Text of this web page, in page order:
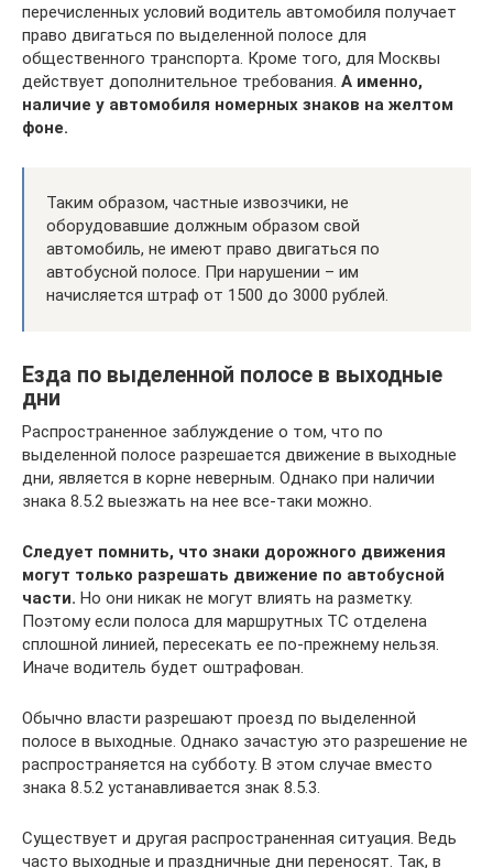
перечисленных условий водитель автомобиля получает
право двигаться по выделенной полосе для
общественного транспорта. Кроме того, для Москвы
действует дополнительное требования. А именно,
наличие у автомобиля номерных знаков на желтом
фоне.
Таким образом, частные извозчики, не
оборудовавшие должным образом свой
автомобиль, не имеют право двигаться по
автобусной полосе. При нарушении – им
начисляется штраф от 1500 до 3000 рублей.
Езда по выделенной полосе в выходные
дни
Распространенное заблуждение о том, что по
выделенной полосе разрешается движение в выходные
дни, является в корне неверным. Однако при наличии
знака 8.5.2 выезжать на нее все-таки можно.
Следует помнить, что знаки дорожного движения
могут только разрешать движение по автобусной
части. Но они никак не могут влиять на разметку.
Поэтому если полоса для маршрутных ТС отделена
сплошной линией, пересекать ее по-прежнему нельзя.
Иначе водитель будет оштрафован.
Обычно власти разрешают проезд по выделенной
полосе в выходные. Однако зачастую это разрешение не
распространяется на субботу. В этом случае вместо
знака 8.5.2 устанавливается знак 8.5.3.
Существует и другая распространенная ситуация. Ведь
часто выходные и праздничные дни переносят. Так, в